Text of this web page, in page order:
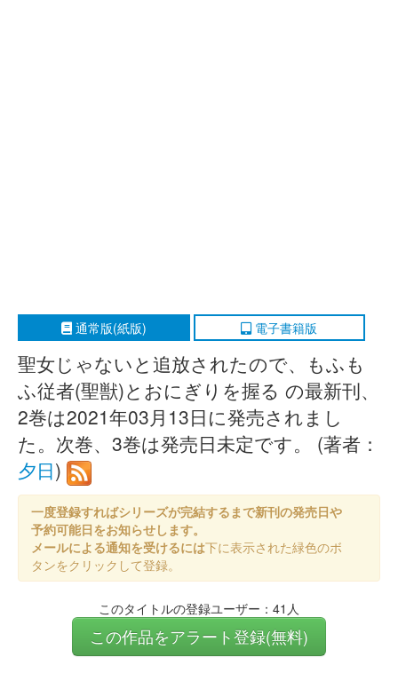
通常版(紙版) 電子書籍版
聖女じゃないと追放されたので、もふも
ふ従者(聖獣)とおにぎりを握る の最新刊、
2巻は2021年03月13日に発売されまし
た。次巻、3巻は発売日未定です。 (著者：
夕日)
一度登録すればシリーズが完結するまで新刊の発売日や
予約可能日をお知らせします。
メールによる通知を受けるには下に表示された緑色のボ
タンをクリックして登録。
このタイトルの登録ユーザー：41人
この作品をアラート登録(無料)